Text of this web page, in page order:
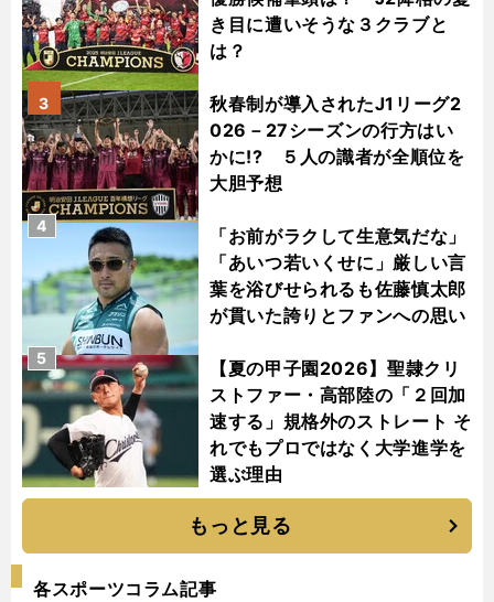
き目に遭いそうな３クラブと
は？
秋春制が導入されたJ1リーグ2
026－27シーズンの行方はい
かに!? ５人の識者が全順位を
大胆予想
3
「お前がラクして生意気だな」
「あいつ若いくせに」厳しい言
葉を浴びせられるも佐藤慎太郎
が貫いた誇りとファンへの思い
4
【夏の甲子園2026】聖隷クリ
ストファー・高部陸の「２回加
速する」規格外のストレート そ
れでもプロではなく大学進学を
選ぶ理由
5
もっと見る
各スポーツコラム記事